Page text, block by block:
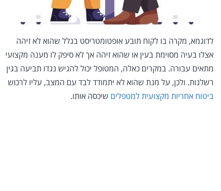
לדוגמא, מקרה בו לקוח תובע אופטומטריסט בגלל שהוא לא זיהה
אצלו בעיה מסוימת בעין או שהוא זיהה אך לא סיפק לו מענה מקצועי
מתאים עבורה. במקרים כאלה, המטופל יכול להגיש נגדו תביעה בגין
רשלנות. ולכן, על מנת שהוא לא יתמודד לבד עם המצב, עליו לרכוש
ביטוח אחריות מקצועית למטפלים שיכסה אותו.